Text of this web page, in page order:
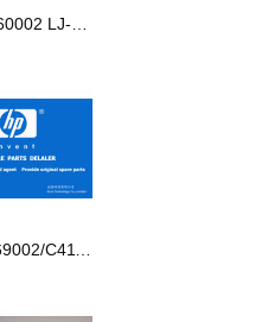
CB366-60002 LJ-2014 2015 原装全新 维护套件 220V
C4118-69002/C4118-67910 HP LJ4000 4050 打印机维修套件